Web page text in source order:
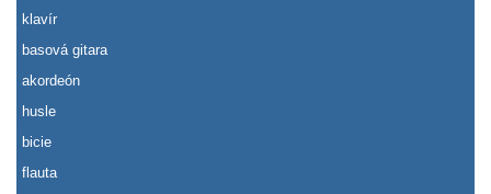
klavír
basová gitara
akordeón
husle
bicie
flauta